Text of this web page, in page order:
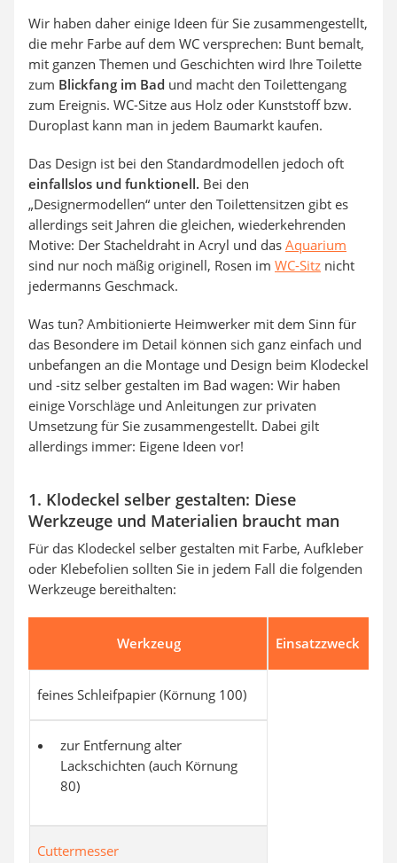
Wir haben daher einige Ideen für Sie zusammengestellt,
die mehr Farbe auf dem WC versprechen: Bunt bemalt,
mit ganzen Themen und Geschichten wird Ihre Toilette
zum Blickfang im Bad und macht den Toilettengang
zum Ereignis. WC-Sitze aus Holz oder Kunststoff bzw.
Duroplast kann man in jedem Baumarkt kaufen.
Das Design ist bei den Standardmodellen jedoch oft
einfallslos und funktionell. Bei den
„Designermodellen“ unter den Toilettensitzen gibt es
allerdings seit Jahren die gleichen, wiederkehrenden
Motive: Der Stacheldraht in Acryl und das Aquarium
sind nur noch mäßig originell, Rosen im WC-Sitz nicht
jedermanns Geschmack.
Was tun? Ambitionierte Heimwerker mit dem Sinn für
das Besondere im Detail können sich ganz einfach und
unbefangen an die Montage und Design beim Klodeckel
und -sitz selber gestalten im Bad wagen: Wir haben
einige Vorschläge und Anleitungen zur privaten
Umsetzung für Sie zusammengestellt. Dabei gilt
allerdings immer: Eigene Ideen vor!
1. Klodeckel selber gestalten: Diese
Werkzeuge und Materialien braucht man
Für das Klodeckel selber gestalten mit Farbe, Aufkleber
oder Klebefolien sollten Sie in jedem Fall die folgenden
Werkzeuge bereithalten:
Werkzeug Einsatzzweck
feines Schleifpapier (Körnung 100)
zur Entfernung alter
Lackschichten (auch Körnung
80)
Cuttermesser